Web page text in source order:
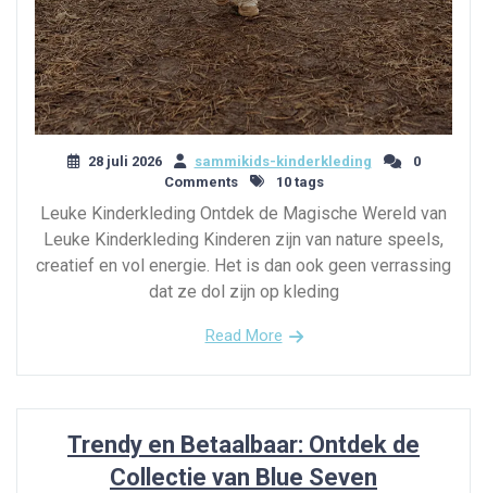
28 juli 2026 sammikids-kinderkleding
0
Comments
10 tags
Leuke Kinderkleding Ontdek de Magische Wereld van
Leuke Kinderkleding Kinderen zijn van nature speels,
creatief en vol energie. Het is dan ook geen verrassing
dat ze dol zijn op kleding
Read More
Trendy en Betaalbaar: Ontdek de
Collectie van Blue Seven